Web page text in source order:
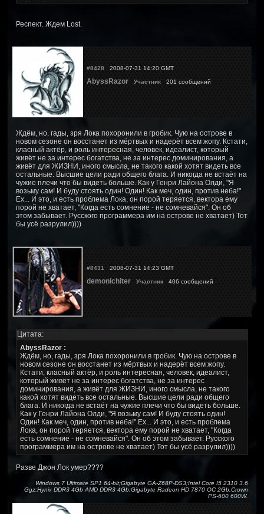
Респект. Ждем Lost.
#8428 2008-07-31 14:20 GMT
AbyssRazor Участник 201 сообщений
Ждём, но, гады, зря Лока похоронили в гробик. Чую на острове в
новом сезоне он восстанет из мёртвых и надерёт всем жопу. Кстати,
класный актёр, и роль интересная, человек, идеалист, который
живёт не за интерес богатства, не за интерес доминирования, а
живёт для ЖИЗНИ, иного смысла, не такого какой хотят видеть все
остальные. Высшие цели ради общего блага. И никогда не встаёт на
чужие плечи что бы видеть больше. Как у Генри Лайона Олди, "Я
возьму сам! И буду стоять один! Один! Как меч, один, против неба!"
Ех... И это, и есть проблема Лока, он порой теряется, вектора ему
порой не хватает, "Когда есть сомнение - не сомневайся". Он об
этом забывает. Русского программера им на острове не хватает) Тот
бы усё разрулил))))
#8431 2008-07-31 14:23 GMT
demonichiter Участник 406 сообщений
Цитата:
AbyssRazor :
Ждём, но, гады, зря Лока похоронили в гробик. Чую на острове в
новом сезоне он восстанет из мёртвых и надерёт всем жопу.
Кстати, класный актёр, и роль интересная, человек, идеалист,
который живёт не за интерес богатства, не за интерес
доминирования, а живёт для ЖИЗНИ, иного смысла, не такого
какой хотят видеть все остальные. Высшие цели ради общего
блага. И никогда не встаёт на чужие плечи что бы видеть больше.
Как у Генри Лайона Олди, "Я возьму сам! И буду стоять один!
Один! Как меч, один, против неба!" Ех... И это, и есть проблема
Лока, он порой теряется, вектора ему порой не хватает, "Когда
есть сомнение - не сомневайся". Он об этом забывает. Русского
программера им на острове не хватает) Тот бы усё разрулил))))
Разве Джон Лок умер????
Windows 7 Ultimate SP1 64-bit;Gigabyte GA-Z68P-DS3;Intel Core I5 2310 3.6
Ggz;Hynix DDR3 4Gb AMD DDR3 4Gb;Gigabyte Radeon HD 7870 OC 2Gb,Crown
PS-600 600W.